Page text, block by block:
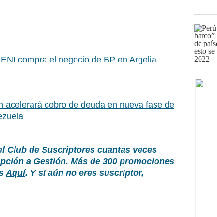
compra el negocio de BP en Argelia
acelerará cobro de deuda en nueva fase de
Club de Suscriptores cuantas veces
a Gestión. Más de 300 promociones
Aquí. Y si aún no eres suscriptor,